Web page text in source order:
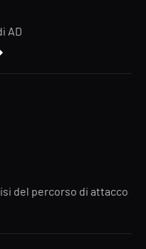
AD
del percorso di attacco